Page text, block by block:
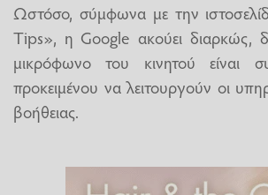
Ωστόσο, σύμφωνα με την
Tips», η Google ακούει διαρκώς,
μικρόφωνο του κινητού είναι
προκειμένου να λειτουργούν οι
βοήθειας.